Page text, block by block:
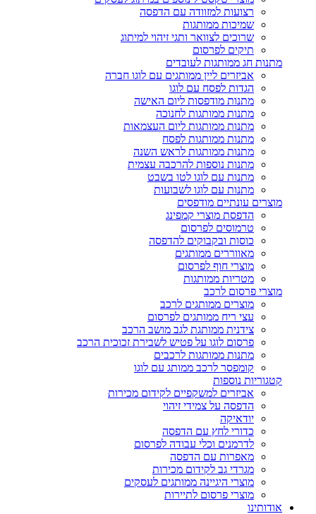
רצועות למזוודה עם הדפסה
שמיכות ממותגות
שרוכים לצוואר ותגי זיהוי למיתוג
תיקים לפרסום
מתנות חג ממותגות לעובדים
אביזרים ליין ממותגים עם לוגו חברה
הגדות לפסח עם לוגו
מתנות מודפסות ליום האישה
מתנות ממותגות לחנוכה
מתנות ממותגות ליום העצמאות
מתנות ממותגות לפסח
מתנות ממותגות לראש השנה
מתנות נוספות להרכבה עצמית
מתנות עם לוגו לטו בשבט
מתנות עם לוגו לשבועות
מוצרים עונתיים מודפסים
הדפסת מוצרי קמפינג
טרמוסים לפרסום
כוסות ובקבוקים להדפסה
מאווררים ממותגים
מוצרי חוף לפרסום
מטריות ממותגות
מוצרי פרסום לרכב
מוצרים ממותגים לרכב
עצי ריח ממותגים לפרסום
צידנית ממותגת לגב מושב הרכב
פרסום לוגו על פטיש לשבירת זכוכית הרכב
מתנות ממותגות לרכבים
קומפסר לרכב ממותג עם לוגו
קטגוריות נוספות
אביזרים למשקפיים לקידום מכירות
הדפסה על צמידי זיהוי
יודאיקה
כדורי לחץ עם הדפסה
לדרמנים וכלי עבודה לפרסום
מאפרות עם הדפסה
מגרדי גב לקידום מכירות
מוצרי היגיינה ממותגים לעסקים
מוצרי פרסום לתיירות
אודותינו